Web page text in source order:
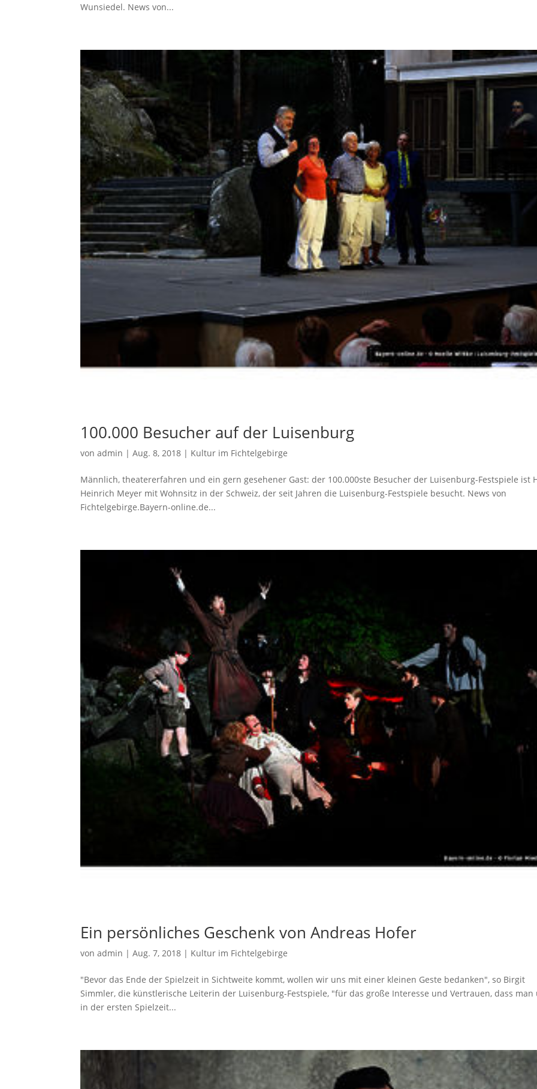
Wunsiedel. News von...
100.000 Besucher auf der Luisenburg
vonadmin |Aug. 8, 2018 | Kultur im Fichtelgebirge
Männlich, theatererfahren und ein gern gesehener Gast: der 100.000ste Besucher der Luisenburg-Festspiele ist
Heinrich Meyer mit Wohnsitz in der Schweiz, der seit Jahren die Luisenburg-Festspiele besucht. News von
Fichtelgebirge.Bayern-online.de...
Ein persönliches Geschenk von Andreas Hofer
vonadmin |Aug. 7, 2018 | Kultur im Fichtelgebirge
"Bevor das Ende der Spielzeit in Sichtweite kommt, wollen wir uns mit einer kleinen Geste bedanken", so Birgit
Simmler, die künstlerische Leiterin der Luisenburg-Festspiele, "für das große Interesse und Vertrauen, dass man
in der ersten Spielzeit...